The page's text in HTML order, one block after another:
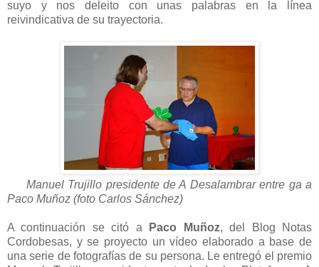
suyo y nos deleito con unas palabras en la línea
reivindicativa de su trayectoria.
Manuel Trujillo presidente de A Desalambrar entre ga a
Paco Muñoz (foto Carlos Sánchez)
A continuación se citó a Paco Muñoz, del Blog Notas
Cordobesas, y se proyecto un vídeo elaborado a base de
una serie de fotografías de su persona. Le entregó el premio